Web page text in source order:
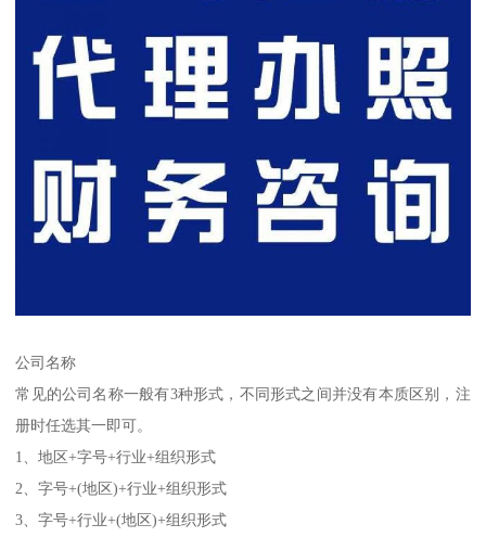
公司名称
常见的公司名称一般有3种形式，不同形式之间并没有本质区别，注
册时任选其一即可。
1、地区+字号+行业+组织形式
2、字号+(地区)+行业+组织形式
3、字号+行业+(地区)+组织形式